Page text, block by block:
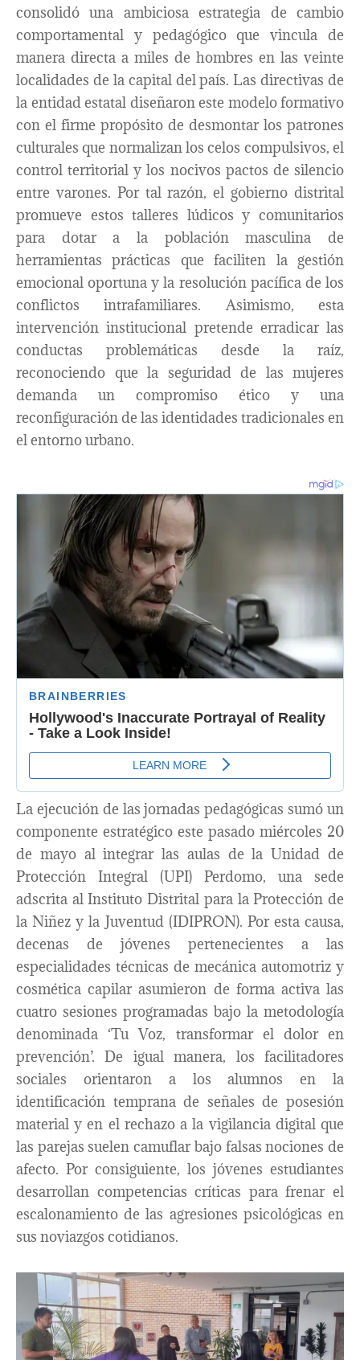
consolidó una ambiciosa estrategia de cambio
comportamental y pedagógico que vincula de
manera directa a miles de hombres en las veinte
localidades de la capital del país. Las directivas de
la entidad estatal diseñaron este modelo formativo
con el firme propósito de desmontar los patrones
culturales que normalizan los celos compulsivos, el
control territorial y los nocivos pactos de silencio
entre varones. Por tal razón, el gobierno distrital
promueve estos talleres lúdicos y comunitarios
para dotar a la población masculina de
herramientas prácticas que faciliten la gestión
emocional oportuna y la resolución pacífica de los
conflictos intrafamiliares. Asimismo, esta
intervención institucional pretende erradicar las
conductas problemáticas desde la raíz,
reconociendo que la seguridad de las mujeres
demanda un compromiso ético y una
reconfiguración de las identidades tradicionales en
el entorno urbano.
La ejecución de las jornadas pedagógicas sumó un
componente estratégico este pasado miércoles 20
de mayo al integrar las aulas de la Unidad de
Protección Integral (UPI) Perdomo, una sede
adscrita al Instituto Distrital para la Protección de
la Niñez y la Juventud (IDIPRON). Por esta causa,
decenas de jóvenes pertenecientes a las
especialidades técnicas de mecánica automotriz y
cosmética capilar asumieron de forma activa las
cuatro sesiones programadas bajo la metodología
denominada ‘Tu Voz, transformar el dolor en
prevención’. De igual manera, los facilitadores
sociales orientaron a los alumnos en la
identificación temprana de señales de posesión
material y en el rechazo a la vigilancia digital que
las parejas suelen camuflar bajo falsas nociones de
afecto. Por consiguiente, los jóvenes estudiantes
desarrollan competencias críticas para frenar el
escalonamiento de las agresiones psicológicas en
sus noviazgos cotidianos.